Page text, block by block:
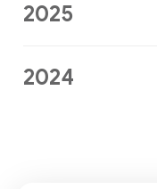
2025
2024